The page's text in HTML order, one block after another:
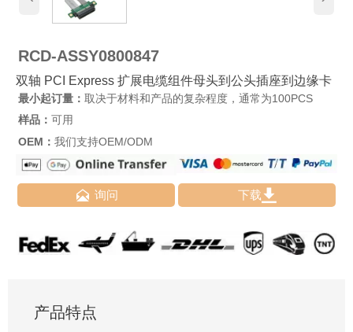
RCD-ASSY0800847
双轴 PCI Express 扩展电缆组件母头到公头插座到边缘卡
最小起订量： 取决于材料和产品的复杂程度，通常为100PCS
样品： 可用
OEM： 我们支持OEM/ODM
 询问 下载
产品特点